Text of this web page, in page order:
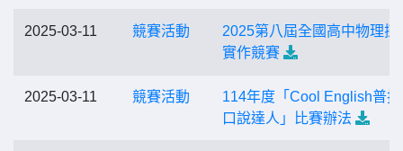
2025-03-11 競賽活動
2025第八屆全國高中物理探
實作競賽
2025-03-11 競賽活動
114年度「Cool English普
口說達人」比賽辦法